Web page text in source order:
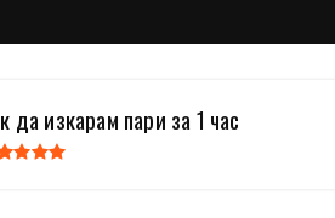
да изкарам пари за 1 час